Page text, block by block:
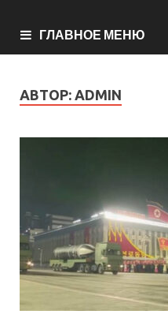
ГЛАВНОЕ МЕНЮ
АВТОР: ADMIN